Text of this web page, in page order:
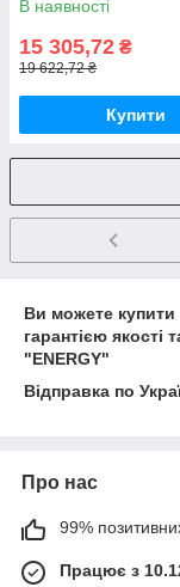
В наявності
15 305,72 ₴
19 622,72 ₴
Купити
Ви можете купити
гарантією
"ENERGY"
Відправка по
Про нас
99%
Працює з